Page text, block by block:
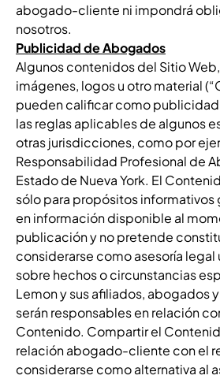
abogado-cliente ni impondrá
nosotros.
Publicidad de Abogados
Algunos contenidos del Sitio
imágenes, logos u otro material
pueden calificar como
las reglas aplicables de algunos
otras jurisdicciones, como por
Responsabilidad Profesional de
Estado de Nueva York. El
sólo para propósitos informativos
en información disponible al
publicación y no pretende
considerarse como asesoría legal
sobre hechos o circunstancias
Lemon y sus afiliados, abogados
serán responsables en relación
Contenido. Compartir el
relación abogado-cliente con el
considerarse como alternativa al